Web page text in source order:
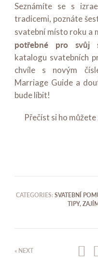
Seznámíte se s
tradicemi, poznáte
svatební místo roku a
potřebné pro svůj
katalogu svatebních
chvíle s novým
Marriage Guide a
bude líbit!
Přečíst si ho
CATEGORIES: SVATEBNÍ
TIPY,
« NEXT